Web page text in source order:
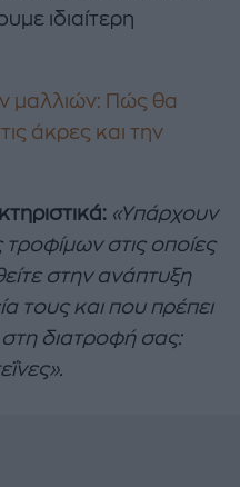
ιδιαίτερη
μαλλιών: Πώς θα
άκρες και την
«Υπάρχουν
στις οποίες
στην ανάπτυξη
τους και που πρέπει
διατροφή σας: